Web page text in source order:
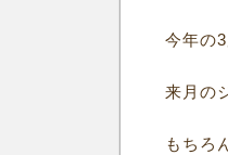
今年の
来月の
もちろ